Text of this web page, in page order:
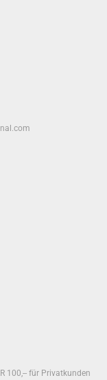
100,-- für Privatkunden